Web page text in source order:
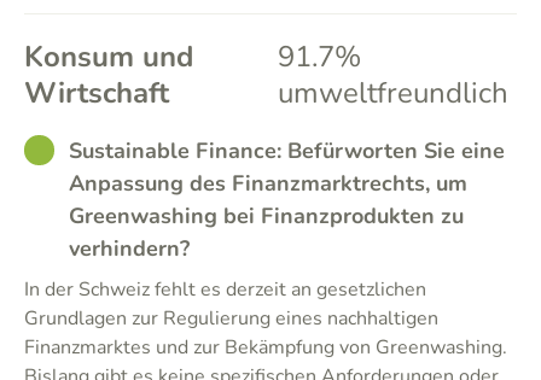
Konsum und
Wirtschaft
91.7%
umweltfreundlich
GOODSustainable Finance: Befürworten Sie eine
Anpassung des Finanzmarktrechts, um
Greenwashing bei Finanzprodukten zu
verhindern?
In der Schweiz fehlt es derzeit an gesetzlichen
Grundlagen zur Regulierung eines nachhaltigen
Finanzmarktes und zur Bekämpfung von Greenwashing.